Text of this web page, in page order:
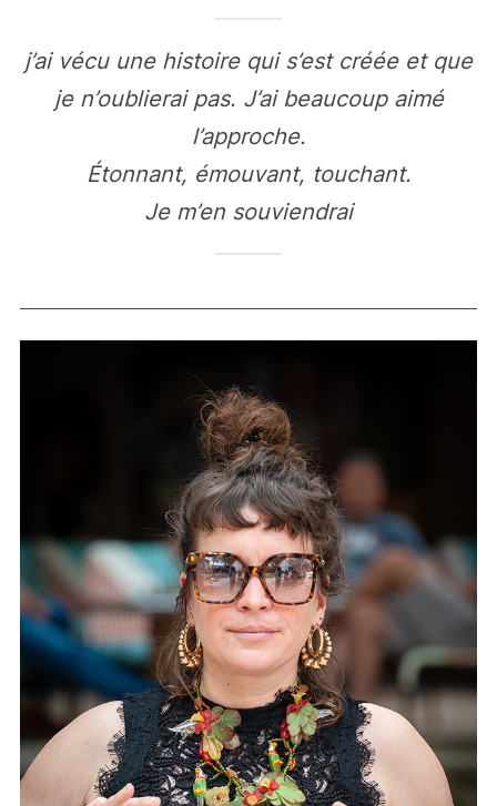
j’ai vécu une histoire qui s’est créée et que
je n’oublierai pas. J’ai beaucoup aimé
l’approche.
Étonnant, émouvant, touchant.
Je m’en souviendrai